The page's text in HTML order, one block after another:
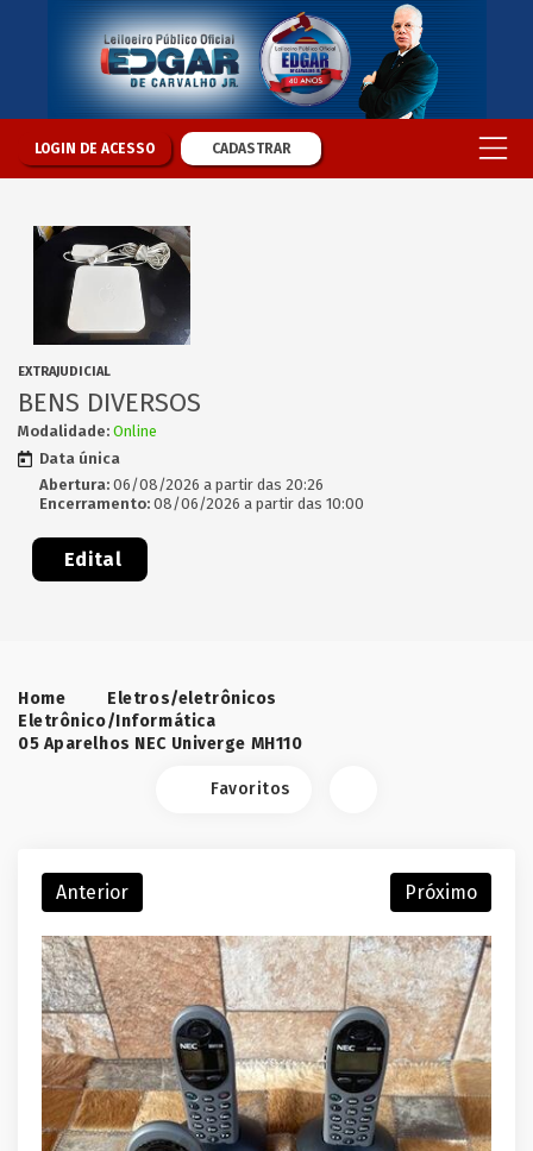
LOGIN DE ACESSO CADASTRAR
EXTRAJUDICIAL
BENS DIVERSOS
Modalidade: Online
Data única
Abertura: 06/08/2026 a partir das 20:26
Encerramento: 08/06/2026 a partir das 10:00
Edital
Home
Eletros/eletrônicos
Eletrônico/Informática
05 Aparelhos NEC Univerge MH110
Favoritos
Anterior Próximo